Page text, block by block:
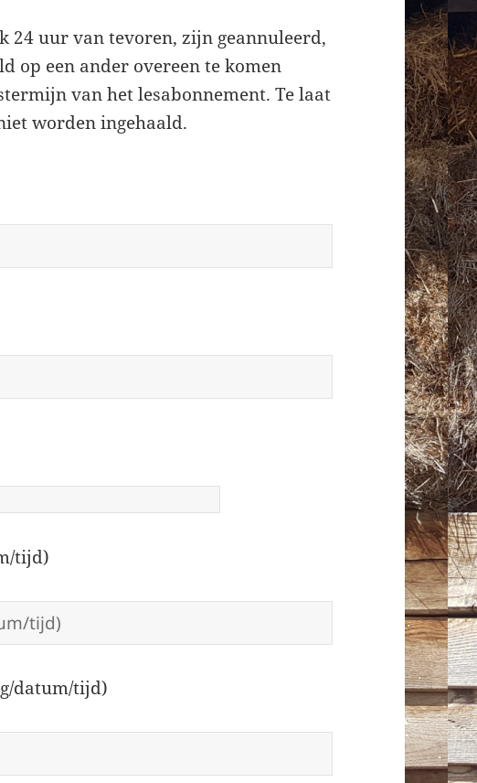
24 uur van tevoren, zijn geannuleerd,
op een ander overeen te komen
van het lesabonnement. Te laat
worden ingehaald.
tijd)
datum/tijd)